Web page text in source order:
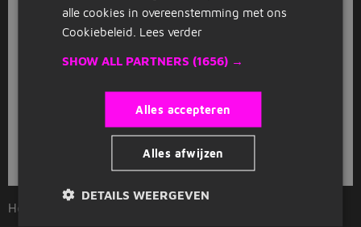
Services B.v.)
Heerlen (21 km)
268.900 tot 392.100
2 3 Volgende >
recent gesloten vacatures
Home
alle cookies in overeenstemming met ons
Cookiebeleid. Lees verder
SHOW ALL PARTNERS (1656) →
Alles accepteren
Alles afwijzen
DETAILS WEERGEVEN